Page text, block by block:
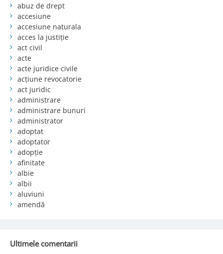
abuz de drept
accesiune
accesiune naturala
acces la justiție
act civil
acte
acte juridice civile
acțiune revocatorie
act juridic
administrare
administrare bunuri
administrator
adoptat
adoptator
adopție
afinitate
albie
albii
aluviuni
amendă
Ultimele comentarii